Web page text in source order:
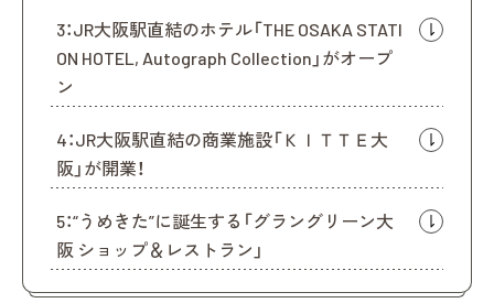
3：JR大阪駅直結のホテル「THE OSAKA STATI
ON HOTEL, Autograph Collection」がオープ
ン
4：JR大阪駅直結の商業施設「ＫＩＴＴＥ大
阪」が開業！
5：“うめきた”に誕生する「グラングリーン大
阪 ショップ＆レストラン」